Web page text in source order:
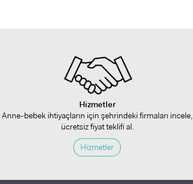
Hizmetler
Anne-bebek ihtiyaçların için şehrindeki firmaları incele,
ücretsiz fiyat teklifi al.
Hizmetler